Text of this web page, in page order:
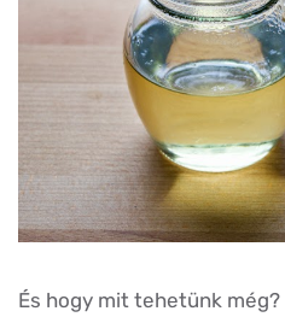
És hogy mit tehetünk